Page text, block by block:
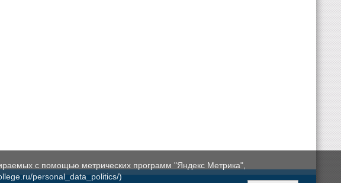
с помощью метрических программ "Яндекс Метрика",
personal_data_politics/)